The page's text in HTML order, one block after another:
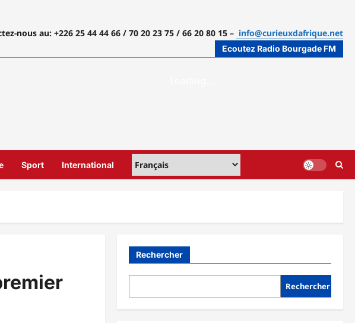
nous au: +226 25 44 44 66 / 70 20 23 75 / 66 20 80 15 – info@curieuxdafrique.net
Ecoutez Radio Bourgade FM
Sport International
Rechercher
Rechercher